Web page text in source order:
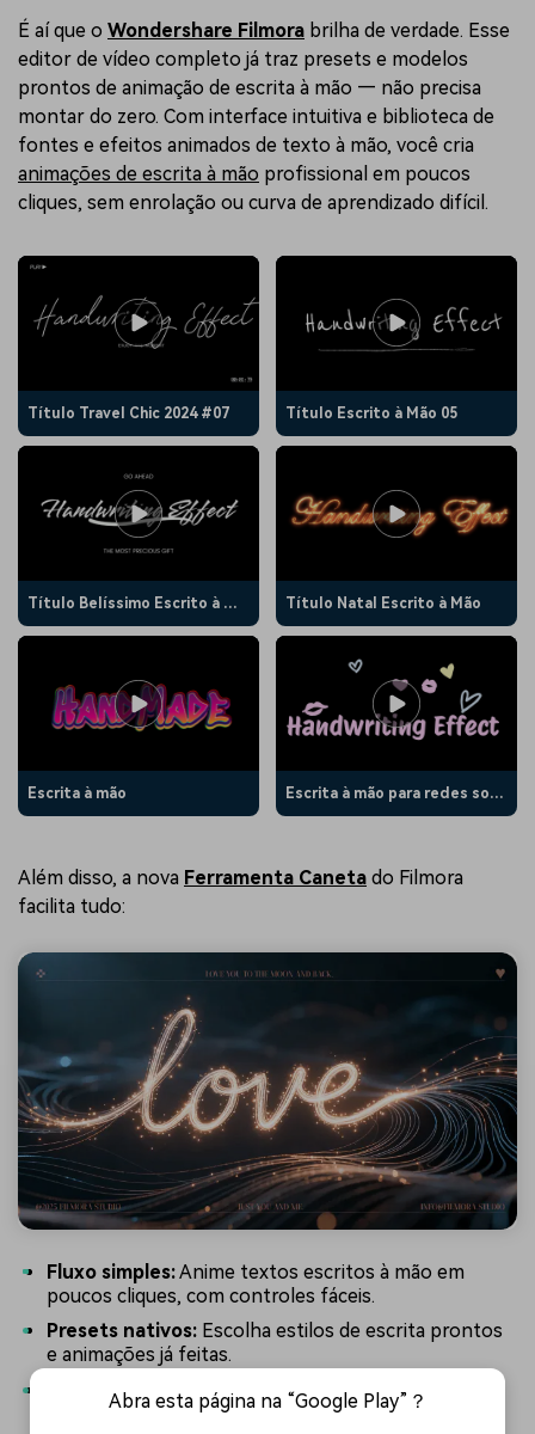
É aí que o Wondershare Filmora brilha de verdade. Esse
editor de vídeo completo já traz presets e modelos
prontos de animação de escrita à mão — não precisa
montar do zero. Com interface intuitiva e biblioteca de
fontes e efeitos animados de texto à mão, você cria
animações de escrita à mão profissional em poucos
cliques, sem enrolação ou curva de aprendizado difícil.
Título Travel Chic 2024 #07 Título Escrito à Mão 05
Título Belíssimo Escrito à Mão 01 Título Natal Escrito à Mão
Escrita à mão Escrita à mão para redes sociais
Além disso, a nova Ferramenta Caneta do Filmora
facilita tudo:
Fluxo simples:Anime textos escritos à mão em
poucos cliques, com controles fáceis.
Presets nativos: Escolha estilos de escrita prontos
e animações já feitas.
Resultado profissional fácil:Conquiste o visual
limpo e de qualidade sem se estressar com ajustes.
Abra esta página na “Google Play”？